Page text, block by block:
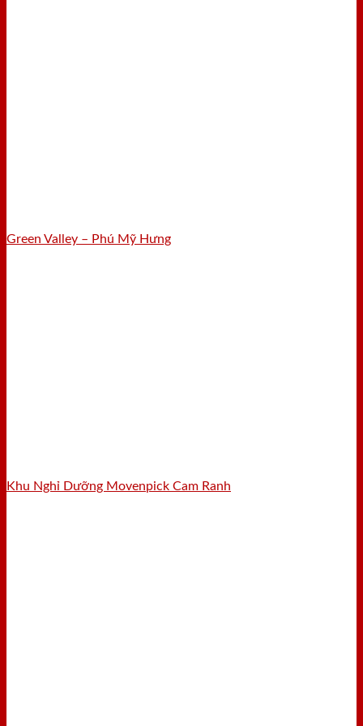
Green Valley – Phú Mỹ Hưng
Khu Nghỉ Dưỡng Movenpick Cam Ranh